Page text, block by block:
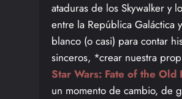
ataduras de los Skywalker y
entre la República Galáctica
blanco (o casi) para contar
sinceros, *crear nuestra
Star Wars: Fate of the Old
un momento de cambio, de